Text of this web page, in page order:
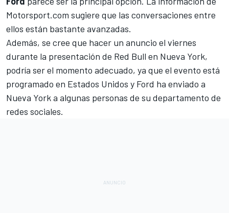
Motorsport.com sugiere que las conversaciones entre
ellos están bastante avanzadas.
Además, se cree que hacer un anuncio el viernes
durante la presentación de Red Bull en Nueva York,
podría ser el momento adecuado, ya que el evento está
programado en Estados Unidos y Ford ha enviado a
Nueva York a algunas personas de su departamento de
redes sociales.